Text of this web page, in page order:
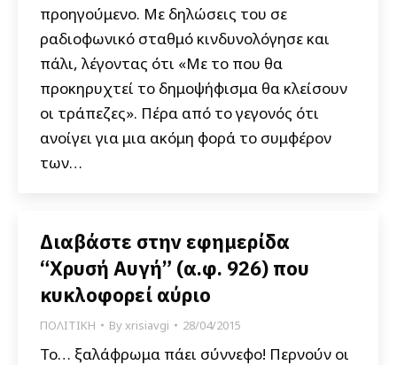
προηγούμενο. Με δηλώσεις του σε
ραδιοφωνικό σταθμό κινδυνολόγησε και
πάλι, λέγοντας ότι «Με το που θα
προκηρυχτεί το δημοψήφισμα θα κλείσουν
οι τράπεζες». Πέρα από το γεγονός ότι
ανοίγει για μια ακόμη φορά το συμφέρον
των…
Διαβάστε στην εφημερίδα
“Χρυσή Αυγή” (α.φ. 926) που
κυκλοφορεί αύριο
ΠΟΛΙΤΙΚΗ Byxrisiavgi 28/04/2015
Το… ξαλάφρωμα πάει σύννεφο! Περνούν οι